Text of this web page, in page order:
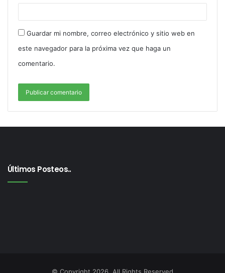
Guardar mi nombre, correo electrónico y sitio web en
este navegador para la próxima vez que haga un
comentario.
Últimos Posteos..